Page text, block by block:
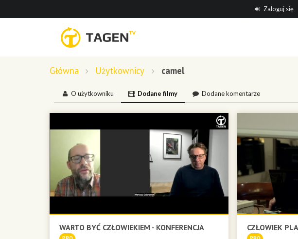
Zaloguj się
Główna Użytkownicy camel
O użytkowniku Dodane filmy Dodane komentarze
WARTO BYĆ CZŁOWIEKIEM - KONFERENCJA CZŁOWIEK